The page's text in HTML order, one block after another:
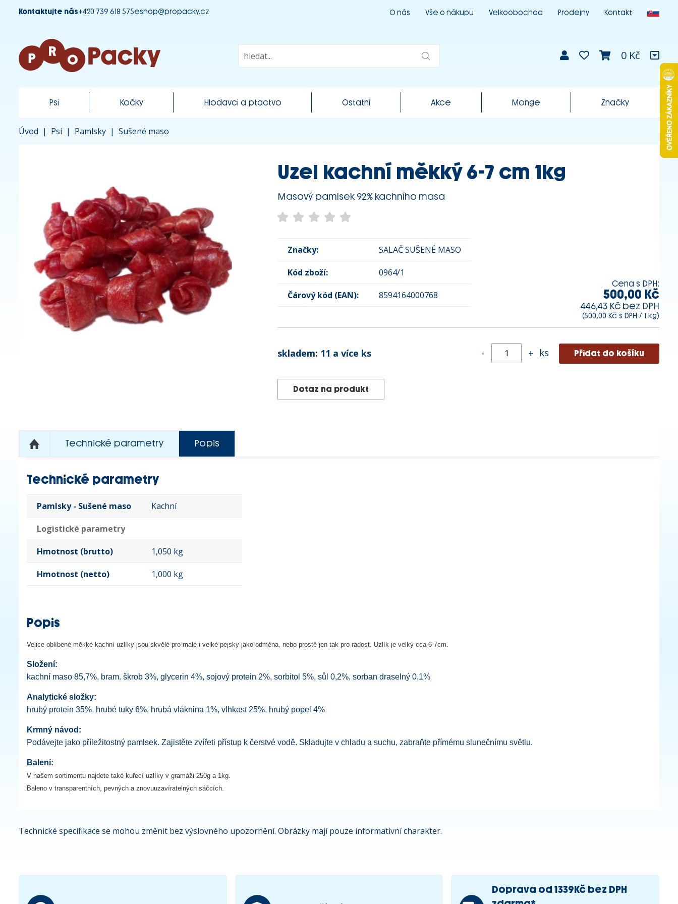
Kontaktujte nás+420 739 618 575eshop@propacky.cz O nás Vše o nákupu Velkoobochod Prodejny Kontakt
0 Kč
Psi Kočky Hlodavci a ptactvo Ostatní Akce Monge Značky
Úvod | Psi | Pamlsky | Sušené maso
Uzel kachní měkký 6-7 cm 1kg
Masový pamlsek 92% kachního masa
Značky: SALAČ SUŠENÉ MASO
Kód zboží: 0964/1
Čárový kód (EAN): 8594164000768
Cena s DPH:
500,00 Kč
446,43 Kč bez DPH
(500,00 Kč s DPH / 1 kg)
skladem: 11 a více ks - + ks
Dotaz na produkt
Technické parametry Popis
Technické parametry
Pamlsky - Sušené maso Kachní
Logistické parametry
Hmotnost (brutto) 1,050 kg
Hmotnost (netto) 1,000 kg
Popis
Velice oblíbené měkké kachní uzlíky jsou skvělé pro malé i velké pejsky jako odměna, nebo prostě jen tak pro radost. Uzlík je velký cca 6-7cm.
Složení:
kachní maso 85,7%, bram. škrob 3%, glycerin 4%, sojový protein 2%, sorbitol 5%, sůl 0,2%, sorban draselný 0,1%
Analytické složky:
hrubý protein 35%, hrubé tuky 6%, hrubá vláknina 1%, vlhkost 25%, hrubý popel 4%
Krmný návod:
Podávejte jako příležitostný pamlsek. Zajistěte zvířeti přístup k čerstvé vodě. Skladujte v chladu a suchu, zabraňte přímému slunečnímu světlu.
Balení:
V našem sortimentu najdete také kuřecí uzlíky v gramáži 250g a 1kg.
Baleno v transparentních, pevných a znovuuzavíratelných sáčcích.
Technické specifikace se mohou změnit bez výslovného upozornění. Obrázky mají pouze informativní charakter.
Doprava od 1339Kč bez DPH